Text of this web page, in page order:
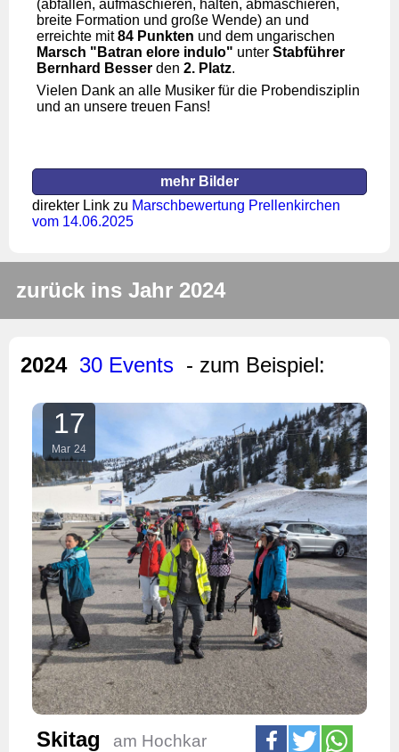
(abfallen, aufmaschieren, halten, abmaschieren,
breite Formation und große Wende) an und
erreichte mit84 Punkten und dem ungarischen
Marsch "Batran elore indulo" unter Stabführer
Bernhard Besser den 2. Platz.
Vielen Dank an alle Musiker für die Probendisziplin
und an unsere treuen Fans!
mehr Bilder
direkter Link zu Marschbewertung Prellenkirchen
vom 14.06.2025
zurück ins Jahr 2024
2024 30 Events - zum Beispiel:
17
Mar 24
Skitag am Hochkar